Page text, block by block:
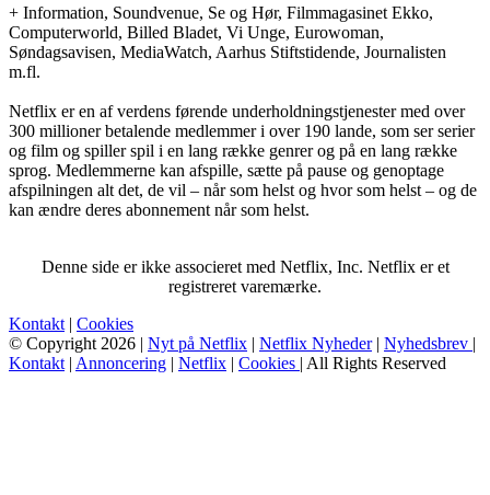
+ Information, Soundvenue, Se og Hør, Filmmagasinet Ekko,
Computerworld, Billed Bladet, Vi Unge, Eurowoman,
Søndagsavisen, MediaWatch, Aarhus Stiftstidende, Journalisten
m.fl.
Netflix er en af verdens førende underholdningstjenester med over
300 millioner betalende medlemmer i over 190 lande, som ser serier
og film og spiller spil i en lang række genrer og på en lang række
sprog. Medlemmerne kan afspille, sætte på pause og genoptage
afspilningen alt det, de vil – når som helst og hvor som helst – og de
kan ændre deres abonnement når som helst.
Denne side er ikke associeret med Netflix, Inc. Netflix er et
registreret varemærke.
Kontakt | Cookies
© Copyright 2026 | Nyt på Netflix | Netflix Nyheder| Nyhedsbrev |
Kontakt | Annoncering | Netflix | Cookies | All Rights Reserved